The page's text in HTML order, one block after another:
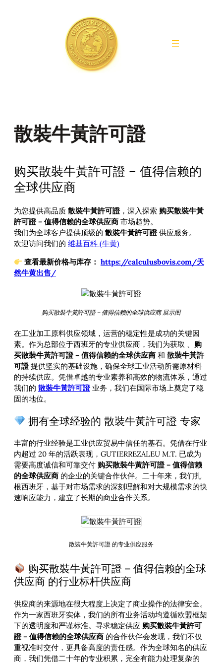
散裝牛黃許可證
购买散裝牛黃許可證 – 值得信赖的
全球供应商
为您提供高品质 散裝牛黃許可證 ，深入探索 购买散裝牛黃
許可證 – 值得信赖的全球供应商 市场趋势。
我们为全球客户提供顶级的 散裝牛黃許可證 供应服务。
欢迎访问我们的 维基百科 (牛黄)
查看最新价格与库存： https://calculusbovis.com/天
然牛黄出售/
购买散裝牛黃許可證 – 值得信赖的全球供应商 展示图
在工业加工原料供应领域，运营的稳定性是成功的关键因
素。作为总部位于西班牙的专业供应商，我们为获取 、 购
买散裝牛黃許可證 – 值得信赖的全球供应商 和 散裝牛黃許
可證 提供坚实的基础设施，确保全球工业活动所需原材料
的持续供应。凭借卓越的专业素养和高效的物流体系，通过
我们的 散裝牛黃許可證 业务，我们在国际市场上奠定了稳
固的地位。
拥有全球经验的 散裝牛黃許可證 专家
丰富的行业经验是工业供应贸易中信任的基石。凭借在行业
内超过 20 年的活跃表现，GUTIERREZALEU M.T. 已成为
需要高度诚信和可靠交付 购买散裝牛黃許可證 – 值得信赖
的全球供应商 的企业的关键合作伙伴。二十年来，我们扎
根西班牙，基于对市场需求的深刻理解和对大规模需求的快
速响应能力，建立了长期的商业合作关系。
散裝牛黃許可證 的专业供应服务
购买散裝牛黃許可證 – 值得信赖的全球
供应商 的行业标杆供应商
供应商的来源地在很大程度上决定了商业操作的法律安全。
作为一家西班牙实体，我们的所有业务活动均遵循欧盟框架
下的透明度和严谨标准。寻求稳定供应 购买散裝牛黃許可
證 – 值得信赖的全球供应商 的合作伙伴会发现，我们不仅
重视准时交付，更具备高度的责任感。作为全球知名的供应
商，我们凭借二十年的专业积累，完全有能力处理复杂的